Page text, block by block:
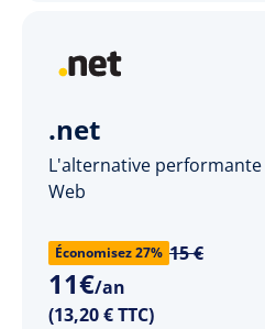
.net
L'alternative
Web
Économisez 27% 15 €
11€/an
(13,20 € TTC)